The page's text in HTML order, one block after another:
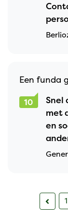
Een funda
10
Snel
met
en
1